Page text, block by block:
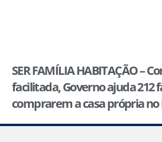
SER FAMÍLIA HABITAÇÃO –
facilitada, Governo ajuda 212
comprarem a casa própria no